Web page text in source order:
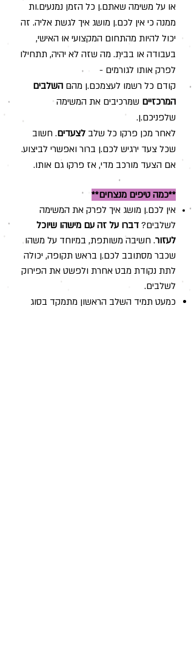
או על משימה שאתם.ן כל הזמן נמנעים.ות
ממנה כי אין לכם.ן מושג איך לגשת אליה. זה
יכול להיות מהתחום המקצועי או האישי,
בעבודה או בבית. מה שזה לא יהיה, תתחילו
לפרק אותו לגורמים -
קודם כל רשמו לעצמכם.ן מהם השלבים
המרכזיים שמרכיבים את המשימה
שלפניכם.ן.
לאחר מכן פרקו כל שלב לצעדים. חשוב
שכל צעד ירגיש לכם.ן ברור ואפשרי לביצוע.
אם הצעד מורכב מדי, אז פרקו גם אותו.
**כמה טיפים מנצחים**
אין לכם.ן מושג איך לפרק את המשימה
לשלבים? דברו על זה עם מישהו שיוכל
לעזור. חשיבה משותפת, במיוחד על משהו
שכבר מסתובב לכם.ן בראש תקופה, יכולה
לתת נקודת מבט אחרת ולפשט את הפירוק
לשלבים.
כמעט תמיד השלב הראשון מתמקד בסוג